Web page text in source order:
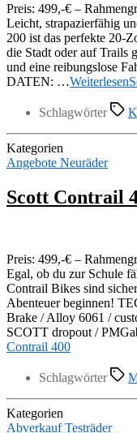
Preis: 499,-€ –
Leicht, strapazierfähig
200 ist das perfekte 20-
die Stadt oder auf Trails
und eine reibungslose
DATEN: …Weiterlesen
Schlagwörter
Kategorien
Angebote Neuräder
Scott Contrail
Preis: 499,-€ –
Egal, ob du zur Schule
Contrail Bikes sind
Abenteuer beginnen!
Brake / Alloy 6061 /
SCOTT dropout /
Contrail 400
Schlagwörter
Kategorien
Abverkauf Testräder